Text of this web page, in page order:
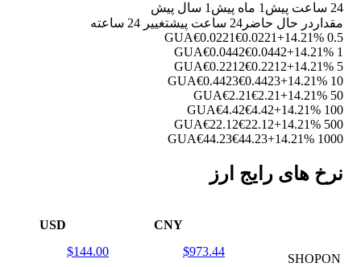
24 ساعت پیش 1 ماه پیش
1 سال پیش
مقدار در حال حاضر 24 ساعت پیش
تغییر 24 ساعته
0.5 GUA
€0.0221€0.0221+14.21%
1 GUA
€0.0442€0.0442+14.21%
5 GUA
€0.2212€0.2212+14.21%
10 GUA
€0.4423€0.4423+14.21%
50 GUA
€2.21€2.21+14.21%
100 GUA
€4.42€4.42+14.21%
500 GUA
€22.12€22.12+14.21%
1000 GUA
€44.23€44.23+14.21%
نرخ های رایج ارز
CNY
USD
SHOPON
$973.44
$144.00